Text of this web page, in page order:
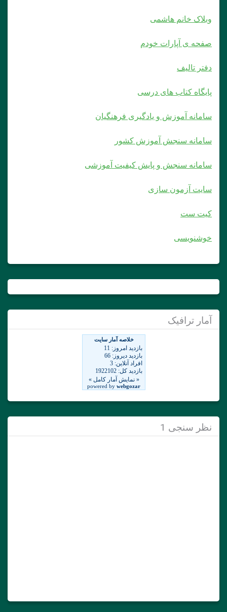
وبلاک خانم هاشمی
صفحه ی آپارات خودم
دفتر تالیف
پایگاه کتاب های درسی
سامانه آموزش و یادگیری فرهنگیان
سامانه سنجش آموزش کشور
سامانه سنجش و پایش کیفیت آموزشی
سایت آزمون سازی
کیت ست
خوشنویسی
آمار ترافیک
نظر سنجی 1